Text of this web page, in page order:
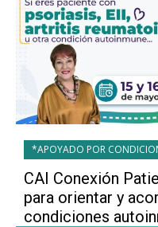
*APOYADO POR
CAI Conexión
para orientar y
condiciones